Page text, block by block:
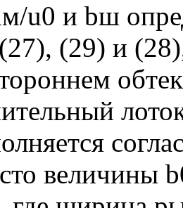
u0 и bш
(29) и
величины